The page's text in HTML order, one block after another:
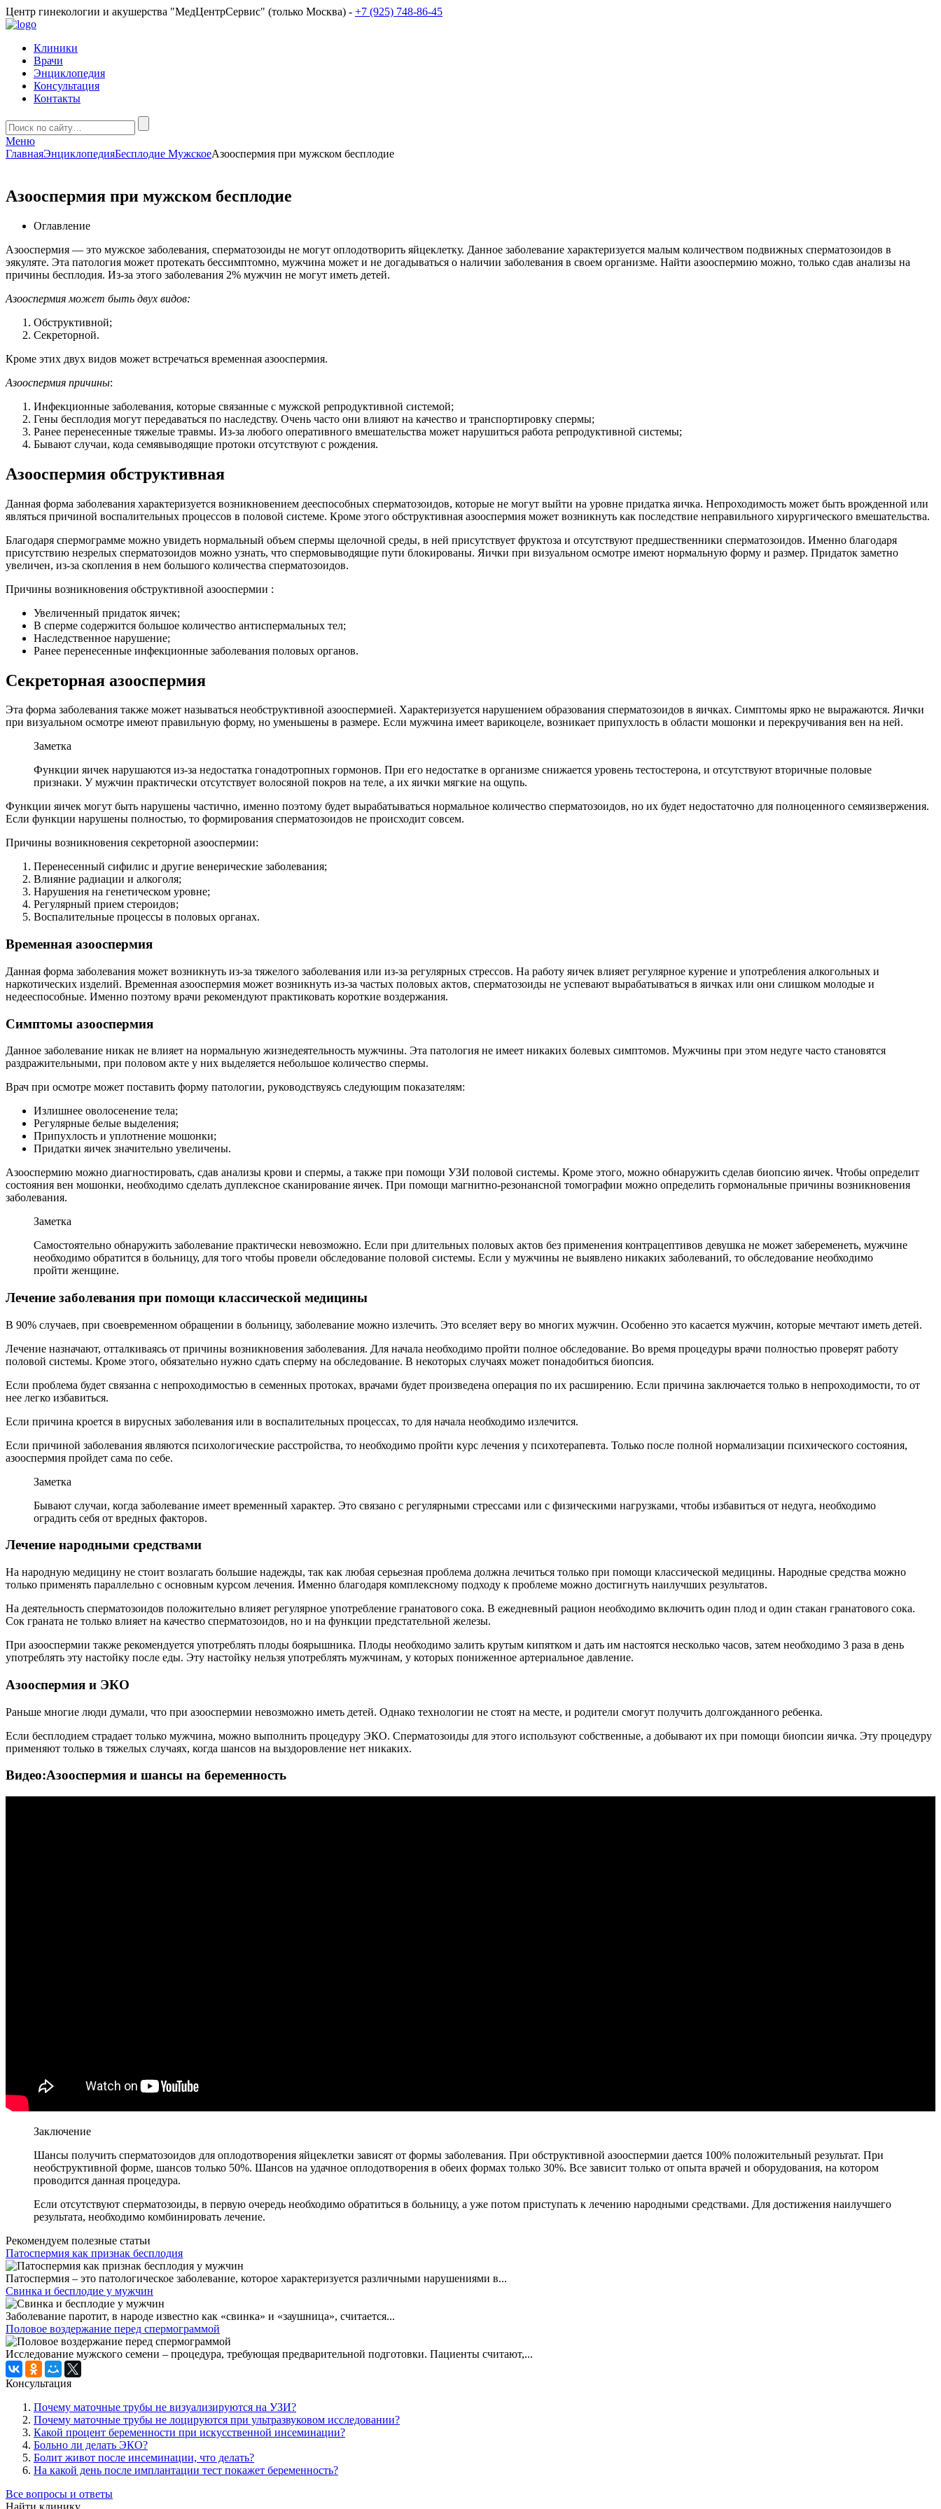
Центр гинекологии и акушерства "МедЦентрСервис" (только Москва) - +7 (925) 748-86-45
Клиники
Врачи
Энциклопедия
Консультация
Контакты
Меню
ГлавнаяЭнциклопедияБесплодие МужскоеАзооспермия при мужском бесплодие
Азооспермия при мужском бесплодие
Оглавление
Азооспермия — это мужское заболевания, сперматозоиды не могут оплодотворить яйцеклетку. Данное заболевание характеризуется малым количеством подвижных сперматозоидов в
эякуляте. Эта патология может протекать бессимптомно, мужчина может и не догадываться о наличии заболевания в своем организме. Найти азооспермию можно, только сдав анализы на
причины бесплодия. Из-за этого заболевания 2% мужчин не могут иметь детей.
Азооспермия может быть двух видов:
Обструктивной;
Секреторной.
Кроме этих двух видов может встречаться временная азооспермия.
Азооспермия причины:
Инфекционные заболевания, которые связанные с мужской репродуктивной системой;
Гены бесплодия могут передаваться по наследству. Очень часто они влияют на качество и транспортировку спермы;
Ранее перенесенные тяжелые травмы. Из-за любого оперативного вмешательства может нарушиться работа репродуктивной системы;
Бывают случаи, кода семявыводящие протоки отсутствуют с рождения.
Азооспермия обструктивная
Данная форма заболевания характеризуется возникновением дееспособных сперматозоидов, которые не могут выйти на уровне придатка яичка. Непроходимость может быть врожденной или
являться причиной воспалительных процессов в половой системе. Кроме этого обструктивная азооспермия может возникнуть как последствие неправильного хирургического вмешательства.
Благодаря спермограмме можно увидеть нормальный объем спермы щелочной среды, в ней присутствует фруктоза и отсутствуют предшественники сперматозоидов. Именно благодаря
присутствию незрелых сперматозоидов можно узнать, что спермовыводящие пути блокированы. Яички при визуальном осмотре имеют нормальную форму и размер. Придаток заметно
увеличен, из-за скопления в нем большого количества сперматозоидов.
Причины возникновения обструктивной азооспермии :
Увеличенный придаток яичек;
В сперме содержится большое количество антиспермальных тел;
Наследственное нарушение;
Ранее перенесенные инфекционные заболевания половых органов.
Секреторная азооспермия
Эта форма заболевания также может называться необструктивной азооспермией. Характеризуется нарушением образования сперматозоидов в яичках. Симптомы ярко не выражаются. Яички
при визуальном осмотре имеют правильную форму, но уменьшены в размере. Если мужчина имеет варикоцеле, возникает припухлость в области мошонки и перекручивания вен на ней.
Заметка
Функции яичек нарушаются из-за недостатка гонадотропных гормонов. При его недостатке в организме снижается уровень тестостерона, и отсутствуют вторичные половые
признаки. У мужчин практически отсутствует волосяной покров на теле, а их яички мягкие на ощупь.
Функции яичек могут быть нарушены частично, именно поэтому будет вырабатываться нормальное количество сперматозоидов, но их будет недостаточно для полноценного семяизвержения.
Если функции нарушены полностью, то формирования сперматозоидов не происходит совсем.
Причины возникновения секреторной азооспермии:
Перенесенный сифилис и другие венерические заболевания;
Влияние радиации и алкоголя;
Нарушения на генетическом уровне;
Регулярный прием стероидов;
Воспалительные процессы в половых органах.
Временная азооспермия
Данная форма заболевания может возникнуть из-за тяжелого заболевания или из-за регулярных стрессов. На работу яичек влияет регулярное курение и употребления алкогольных и
наркотических изделий. Временная азооспермия может возникнуть из-за частых половых актов, сперматозоиды не успевают вырабатываться в яичках или они слишком молодые и
недееспособные. Именно поэтому врачи рекомендуют практиковать короткие воздержания.
Симптомы азооспермия
Данное заболевание никак не влияет на нормальную жизнедеятельность мужчины. Эта патология не имеет никаких болевых симптомов. Мужчины при этом недуге часто становятся
раздражительными, при половом акте у них выделяется небольшое количество спермы.
Врач при осмотре может поставить форму патологии, руководствуясь следующим показателям:
Излишнее оволосенение тела;
Регулярные белые выделения;
Припухлость и уплотнение мошонки;
Придатки яичек значительно увеличены.
Азооспермию можно диагностировать, сдав анализы крови и спермы, а также при помощи УЗИ половой системы. Кроме этого, можно обнаружить сделав биопсию яичек. Чтобы определит
состояния вен мошонки, необходимо сделать дуплексное сканирование яичек. При помощи магнитно-резонансной томографии можно определить гормональные причины возникновения
заболевания.
Заметка
Самостоятельно обнаружить заболевание практически невозможно. Если при длительных половых актов без применения контрацептивов девушка не может забеременеть, мужчине
необходимо обратится в больницу, для того чтобы провели обследование половой системы. Если у мужчины не выявлено никаких заболеваний, то обследование необходимо
пройти женщине.
Лечение заболевания при помощи классической медицины
В 90% случаев, при своевременном обращении в больницу, заболевание можно излечить. Это вселяет веру во многих мужчин. Особенно это касается мужчин, которые мечтают иметь детей.
Лечение назначают, отталкиваясь от причины возникновения заболевания. Для начала необходимо пройти полное обследование. Во время процедуры врачи полностью проверят работу
половой системы. Кроме этого, обязательно нужно сдать сперму на обследование. В некоторых случаях может понадобиться биопсия.
Если проблема будет связанна с непроходимостью в семенных протоках, врачами будет произведена операция по их расширению. Если причина заключается только в непроходимости, то от
нее легко избавиться.
Если причина кроется в вирусных заболевания или в воспалительных процессах, то для начала необходимо излечится.
Если причиной заболевания являются психологические расстройства, то необходимо пройти курс лечения у психотерапевта. Только после полной нормализации психического состояния,
азооспермия пройдет сама по себе.
Заметка
Бывают случаи, когда заболевание имеет временный характер. Это связано с регулярными стрессами или с физическими нагрузками, чтобы избавиться от недуга, необходимо
оградить себя от вредных факторов.
Лечение народными средствами
На народную медицину не стоит возлагать большие надежды, так как любая серьезная проблема должна лечиться только при помощи классической медицины. Народные средства можно
только применять параллельно с основным курсом лечения. Именно благодаря комплексному подходу к проблеме можно достигнуть наилучших результатов.
На деятельность сперматозоидов положительно влияет регулярное употребление гранатового сока. В ежедневный рацион необходимо включить один плод и один стакан гранатового сока.
Сок граната не только влияет на качество сперматозоидов, но и на функции предстательной железы.
При азооспермии также рекомендуется употреблять плоды боярышника. Плоды необходимо залить крутым кипятком и дать им настоятся несколько часов, затем необходимо 3 раза в день
употреблять эту настойку после еды. Эту настойку нельзя употреблять мужчинам, у которых пониженное артериальное давление.
Азооспермия и ЭКО
Раньше многие люди думали, что при азооспермии невозможно иметь детей. Однако технологии не стоят на месте, и родители смогут получить долгожданного ребенка.
Если бесплодием страдает только мужчина, можно выполнить процедуру ЭКО. Сперматозоиды для этого используют собственные, а добывают их при помощи биопсии яичка. Эту процедуру
применяют только в тяжелых случаях, когда шансов на выздоровление нет никаких.
Видео:Азооспермия и шансы на беременность
Заключение
Шансы получить сперматозоидов для оплодотворения яйцеклетки зависят от формы заболевания. При обструктивной азооспермии дается 100% положительный результат. При
необструктивной форме, шансов только 50%. Шансов на удачное оплодотворения в обеих формах только 30%. Все зависит только от опыта врачей и оборудования, на котором
проводится данная процедура.
Если отсутствуют сперматозоиды, в первую очередь необходимо обратиться в больницу, а уже потом приступать к лечению народными средствами. Для достижения наилучшего
результата, необходимо комбинировать лечение.
Рекомендуем полезные статьи
Патоспермия как признак бесплодия
Патоспермия – это патологическое заболевание, которое характеризуется различными нарушениями в...
Свинка и бесплодие у мужчин
Заболевание паротит, в народе известно как «свинка» и «заушница», считается...
Половое воздержание перед спермограммой
Исследование мужского семени – процедура, требующая предварительной подготовки. Пациенты считают,...
Консультация
Почему маточные трубы не визуализируются на УЗИ?
Почему маточные трубы не лоцируются при ультразвуковом исследовании?
Какой процент беременности при искусственной инсеминации?
Больно ли делать ЭКО?
Болит живот после инсеминации, что делать?
На какой день после имплантации тест покажет беременность?
Все вопросы и ответы
Найти клинику